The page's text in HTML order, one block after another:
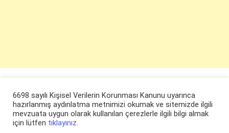
6698 sayılı Kişisel Verilerin Korunması Kanunu uyarınca
hazırlanmış aydınlatma metnimizi okumak ve sitemizde ilgili
mevzuata uygun olarak kullanılan çerezlerle ilgili bilgi almak
için lütfen tıklayınız.